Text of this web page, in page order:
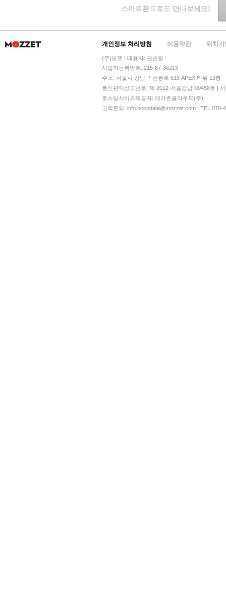
스마트폰으로도 만나보세요!
개인정보 처리방침 이용약관 위치
(주)모젯 | 대표자: 권순영
사업자등록번호: 215-87-36213
주소: 서울시 강남구 선릉로 513 APEX 타워 13층
통신판매신고번호: 제 2012-서울강남-00458호 |
호스팅서비스제공자: 메가존클라우드(주)
고객문의: info.noondate@mozzet.com | TEL 070-